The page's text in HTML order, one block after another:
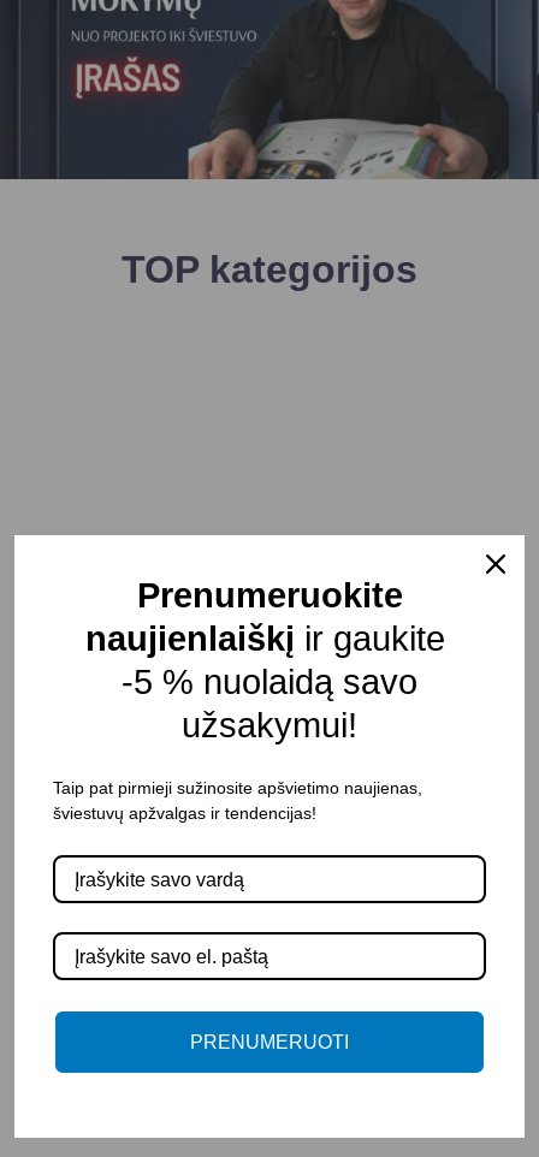
TOP kategorijos
Akcentiniai
šviestuvai
Įleidžiami
šviestuvai
LED juostos
Pakabinami
šviestuvai
Prenumeruokite
naujienlaiškį ir gaukite
-5 % nuolaidą savo
užsakymui!
Taip pat pirmieji sužinosite apšvietimo naujienas,
šviestuvų apžvalgas ir tendencijas!
PRENUMERUOTI